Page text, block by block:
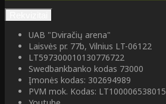
UAB "Dviračių arena"
Laisvės pr. 77b, Vilnius LT-06122
LT597300010130776722
Swedbankbanko kodas 73000
Įmonės kodas: 302694989
PVM mok. Kodas: LT100006538015